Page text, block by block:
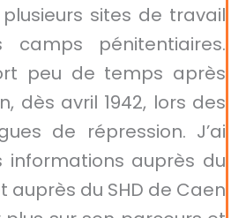
sites de travail
pénitentiaires.
peu de temps après
dès avril 1942, lors des
de répression. J’ai
informations auprès du
auprès du SHD de Caen